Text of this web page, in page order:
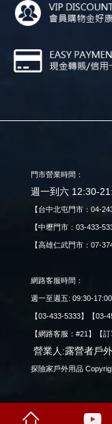
門市營業時間：
週一到六 12:30-
【台中北屯門市：04-
【中壢門市：03-433-
【高雄仁武門市：07-
網路客服時間：
週一至週五: 09:30-
【03-433-5333】【03-
【網路客服：#21】【訂
營業人:露營者戶
探險家戶外用品